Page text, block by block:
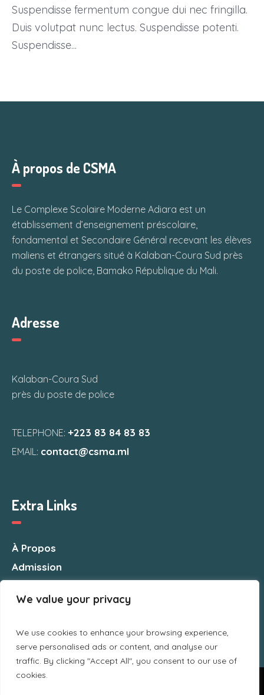
We value your privacy
We use cookies to enhance your browsing experience,
serve personalised ads or content, and analyse our
traffic. By clicking "Accept All", you consent to our use of
cookies.
Suspendisse fermentum congue dui nec fringilla.
Duis volutpat nunc lectus. Suspendisse potenti.
Suspendisse...
À propos de CSMA
Le Complexe Scolaire Moderne Adiara est un
établissement d’enseignement préscolaire,
fondamental et Secondaire Général recevant les élèves
maliens et étrangers situé à Kalaban-Coura Sud près
du poste de police, Bamako République du Mali.
Adresse
Kalaban-Coura Sud
près du poste de police
TELEPHONE:+223 83 84 83 83
EMAIL: contact@csma.ml
Extra Links
À Propos
Admission